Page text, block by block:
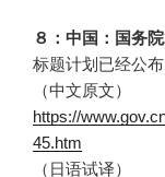
８：中国：国务
标题计划已经公布
（中文原文）
https://
45.htm
（日语试译）